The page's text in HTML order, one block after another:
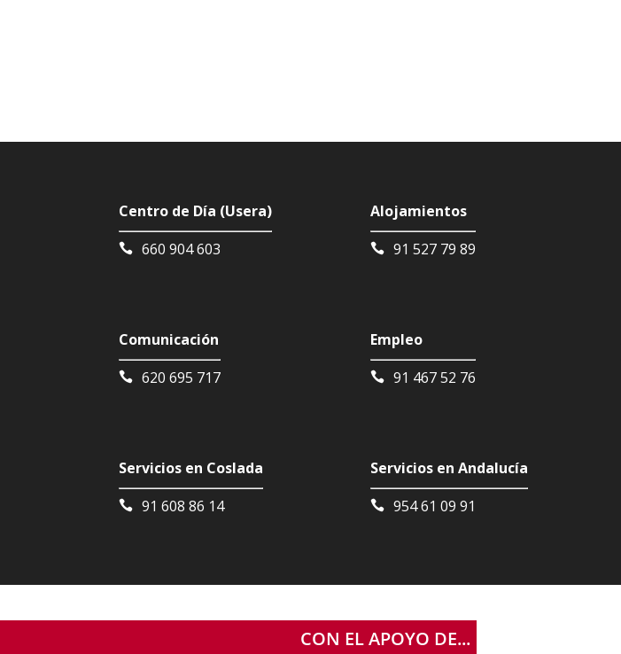
Centro de Día (Usera)
660 904 603
Comunicación
620 695 717
Servicios en Coslada
91 608 86 14
Alojamientos
91 527 79 89
Empleo
91 467 52 76
Servicios en Andalucía
954 61 09 91
CON EL APOYO DE...